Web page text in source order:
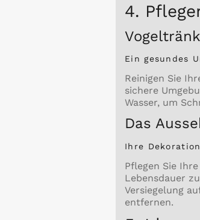
4.
Ein gesundes
Reinigen Sie
sichere
Wasser, um
Das
Ihre
Pflegen Sie
Lebensdauer
Versiegelung
entfernen.